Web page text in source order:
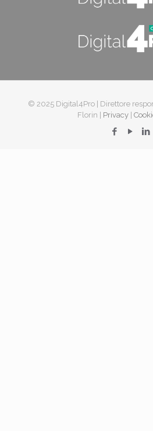
© 2025 Digital4Pro | Direttore
Florin | Privacy|